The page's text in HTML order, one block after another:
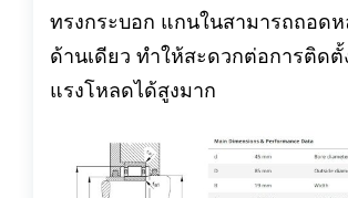
ทรงกระบอก แกนในสามารถถอด
ด้านเดียว ทำให้สะดวกต่อการติดตั้
แรงโหลดได้สูงมาก